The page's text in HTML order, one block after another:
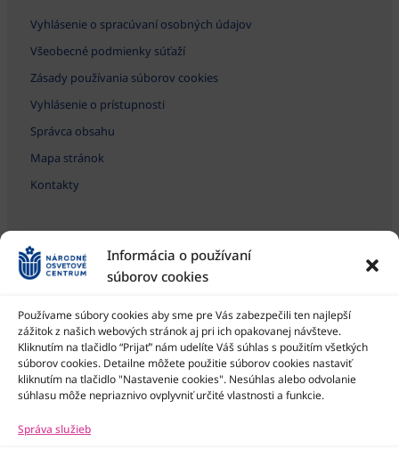
Informácia o používaní
súborov cookies
Používame súbory cookies aby sme pre Vás zabezpečili ten najlepší
zážitok z našich webových stránok aj pri ich opakovanej návšteve.
Kliknutím na tlačidlo “Prijať” nám udelíte Váš súhlas s použitím všetkých
súborov cookies. Detailne môžete použitie súborov cookies nastaviť
kliknutím na tlačidlo "Nastavenie cookies". Nesúhlas alebo odvolanie
súhlasu môže nepriaznivo ovplyvniť určité vlastnosti a funkcie.
Správa služieb
Vyhlásenie o spracúvaní osobných údajov
Všeobecné podmienky súťaží
Zásady používania súborov cookies
Vyhlásenie o prístupnosti
Správca obsahu
Mapa stránok
Kontakty
Národné osvetové centrum je štátna príspevková organizácia
Ministerstva kultúry SR